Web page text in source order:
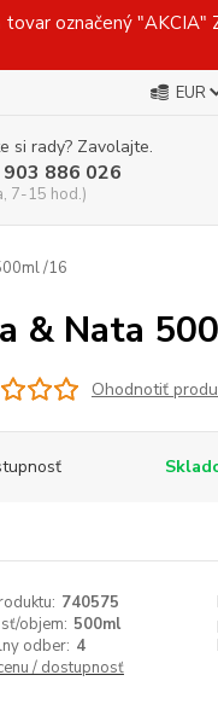
označený
EUR
si rady? Zavolajte.
886 026
7-15 hod.)
/16
& Nata
Ohodnotiť
740575
objem: 500ml
odber: 4
/ dostupnosť